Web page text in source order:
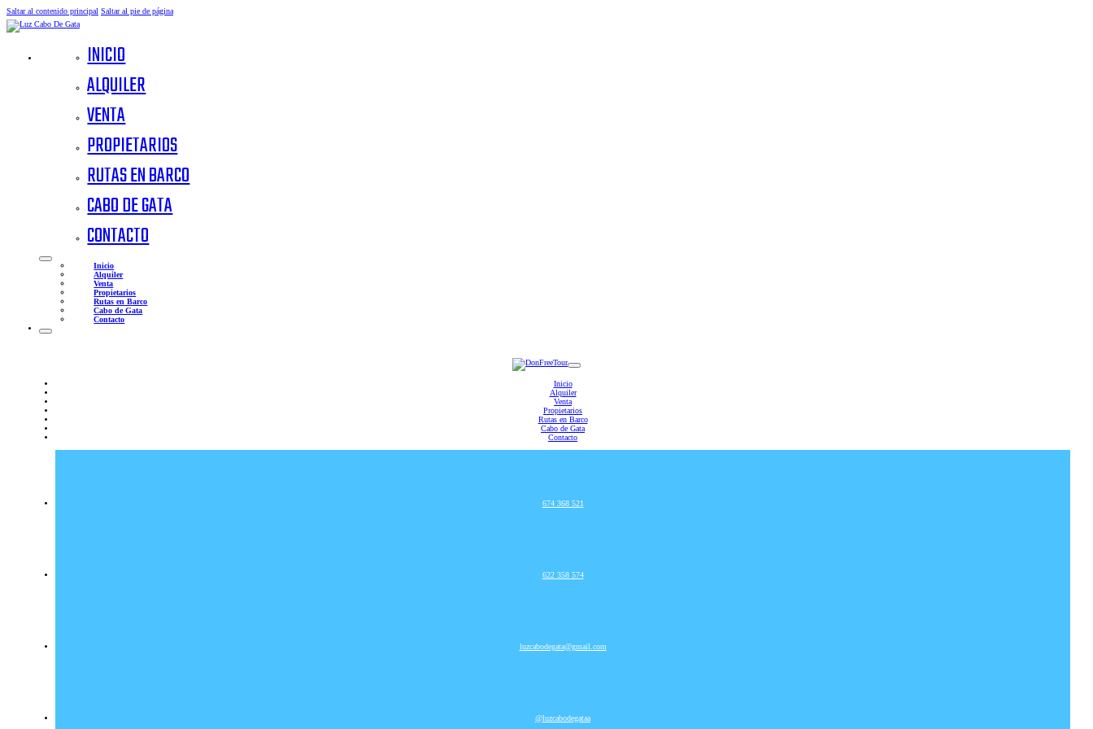
Saltar al contenido principal Saltar al pie de página
INICIO
ALQUILER
VENTA
PROPIETARIOS
RUTAS EN BARCO
CABO DE GATA
CONTACTO
Inicio
Alquiler
Venta
Propietarios
Rutas en Barco
Cabo de Gata
Contacto
Inicio
Alquiler
Venta
Propietarios
Rutas en Barco
Cabo de Gata
Contacto
674 368 521
622 358 574
luzcabodegata@gmail.com
@luzcabodegataa